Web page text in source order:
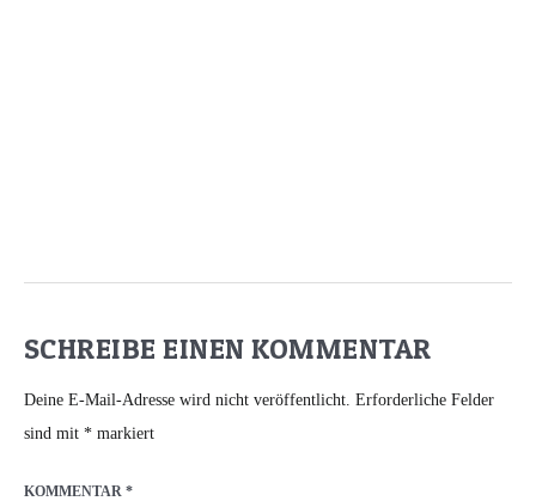
SCHREIBE EINEN KOMMENTAR
Deine E-Mail-Adresse wird nicht veröffentlicht. Erforderliche Felder
sind mit * markiert
KOMMENTAR *